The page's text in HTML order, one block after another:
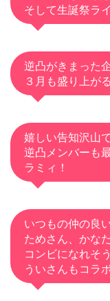
そして生誕祭ラ
逆凸がきまった
３月も盛り上が
嬉しい告知沢山
逆凸メンバーも
ラミィ！
いつもの仲の良
ためさん、かな
コンビになれそ
ういさんもコラ